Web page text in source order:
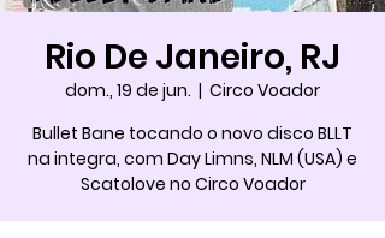
Rio De Janeiro, RJ
dom., 19 de jun.
  |
Circo Voador
Bullet Bane tocando o novo disco BLLT
na integra, com Day Limns, NLM (USA) e
Scatolove no Circo Voador